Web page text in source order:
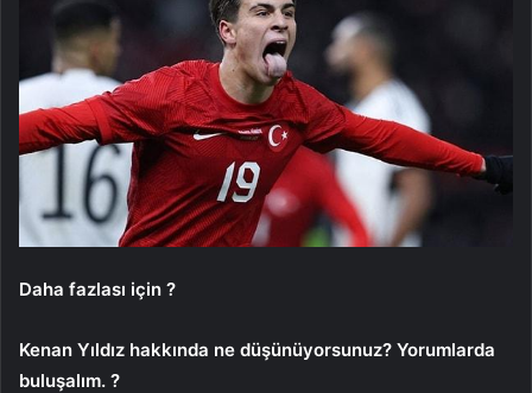
Daha fazlası için ?
Kenan Yıldız hakkında ne düşünüyorsunuz? Yorumlarda
buluşalım. ?